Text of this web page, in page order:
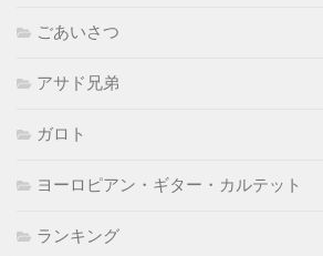
ごあいさつ
アサド兄弟
ガロト
ヨーロピアン・ギター・カルテット
ランキング